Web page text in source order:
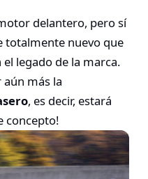
delantero, pero sí
totalmente nuevo que
legado de la marca.
más la
, es decir, estará
concepto!